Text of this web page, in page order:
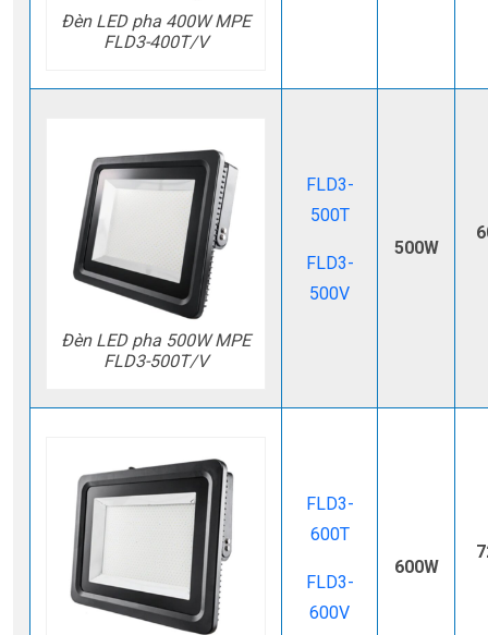
Đèn LED pha 400W MPE
FLD3-400T/V
Đèn LED pha 500W MPE
FLD3-500T/V
FLD3-
500T
FLD3-
500V
500W
FLD3-
600T
FLD3-
600V
600W